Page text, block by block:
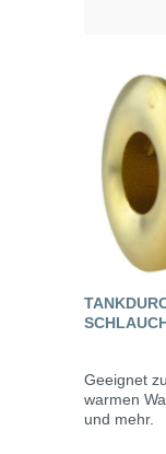
Geeignet
warmen
und mehr.